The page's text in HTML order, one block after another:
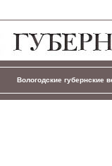
Вологодские губернские